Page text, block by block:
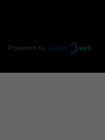
. Powered by Urano web